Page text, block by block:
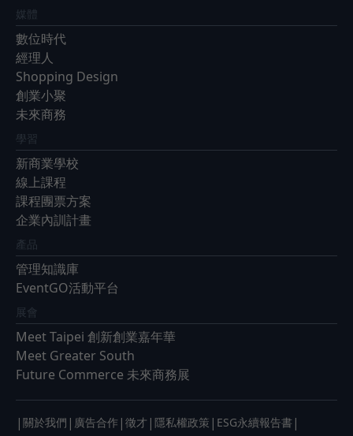
媒體
數位時代
經理人
Shopping Design
創業小聚
未來商務
學習
新商業學校
線上課程
課程團票方案
企業內訓計畫
產品
管理知識庫
EventGO活動平台
展會
Meet Taipei 創新創業嘉年華
Meet Greater South
Future Commerce 未來商務展
| 關於我們 | 廣告合作 | 徵才 | 隱私權政策 | ESG永續報告書 |